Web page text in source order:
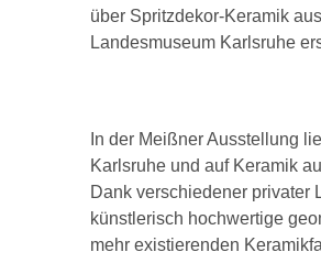
über Spritzdekor-Keramik
Landesmuseum Karlsruhe
In der Meißner Ausstellung
Karlsruhe und auf Keramik
Dank verschiedener privater
künstlerisch hochwertige
mehr existierenden